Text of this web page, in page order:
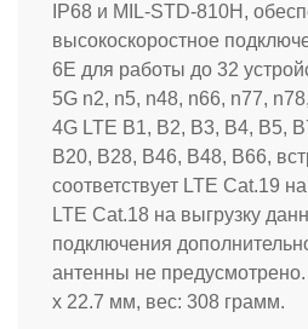
IP68 и MIL-STD-810H,
высокоскоростное
6E для работы до 32
5G n2, n5, n48, n66, n77,
4G LTE B1, B2, B3, B4, B5,
B20, B28, B46, B48, B66,
соответствует LTE Cat.19 на
LTE Cat.18 на выгрузку
подключения
антенны не
x 22.7 мм, вес: 308 грамм.